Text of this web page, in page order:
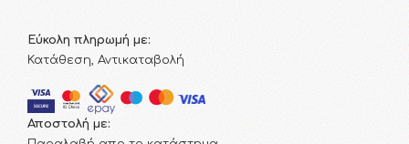
Εύκολη πληρωμή με:
Κατάθεση, Αντικαταβολή
Αποστολή με: